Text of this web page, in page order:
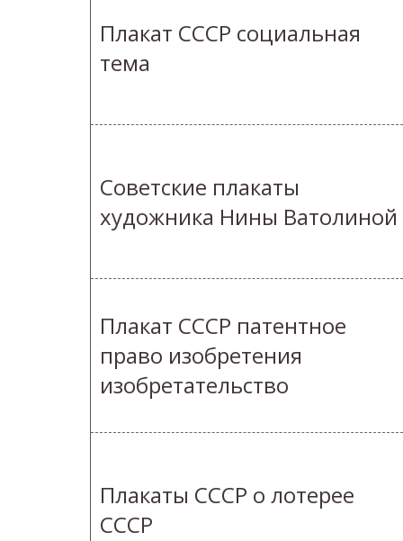
Плакат СССР социальная
тема
Советские плакаты
художника Нины Ватолиной
Плакат СССР патентное
право изобретения
изобретательство
Плакаты СССР о лотерее
СССР